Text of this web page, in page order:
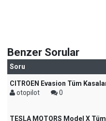
Benzer Sorular
Soru
CITROEN Evasion Tüm
otopilot
0
TESLA MOTORS Model X